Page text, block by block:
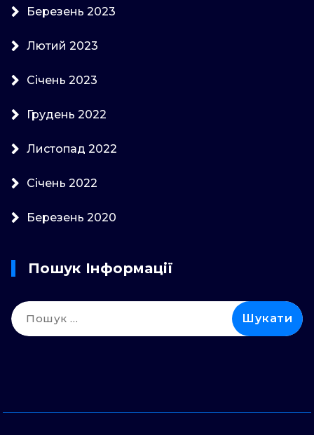
Березень 2023
Лютий 2023
Січень 2023
Грудень 2022
Листопад 2022
Січень 2022
Березень 2020
Пошук Інформації
Пошук: